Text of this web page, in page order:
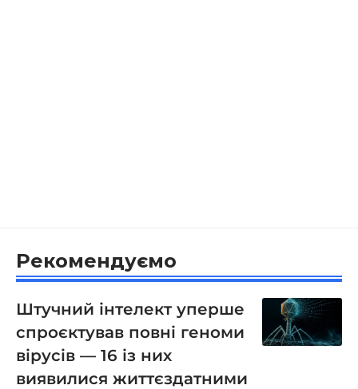
Рекомендуємо
Штучний інтелект уперше
спроєктував повні геноми
вірусів — 16 із них
виявилися життєздатними